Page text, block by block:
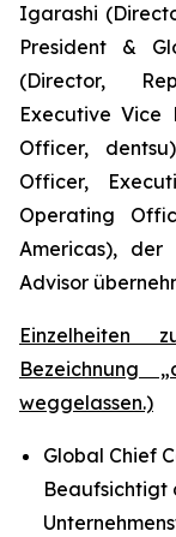
Igarashi
President &
(Director,
Executive Vice
Officer,
Officer,
Operating
Americas),
Advisor
Einzelheiten
Bezeichnung
weggelassen.)
Global Chief
Beaufsichtigt